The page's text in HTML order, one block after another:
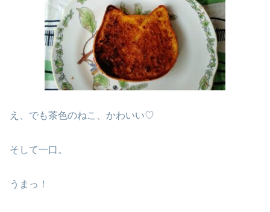
え、でも茶色のねこ、かわいい♡
そして一口。
うまっ！